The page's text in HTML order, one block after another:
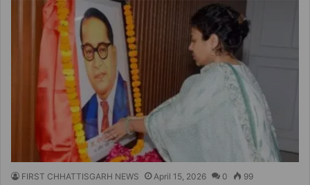
FIRST CHHATTISGARH NEWS April 15, 2026 0 99